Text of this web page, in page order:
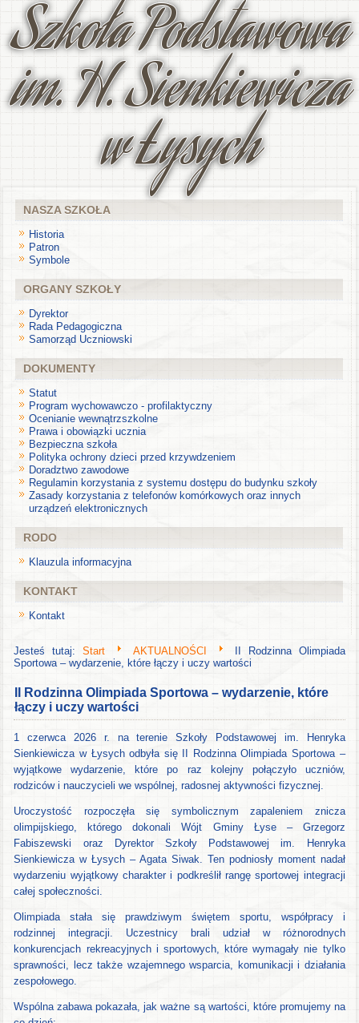
Szkoła Podstawowa
im. H. Sienkiewicza
w Łysych
NASZA SZKOŁA
Historia
Patron
Symbole
ORGANY SZKOŁY
Dyrektor
Rada Pedagogiczna
Samorząd Uczniowski
DOKUMENTY
Statut
Program wychowawczo - profilaktyczny
Ocenianie wewnątrzszkolne
Prawa i obowiązki ucznia
Bezpieczna szkoła
Polityka ochrony dzieci przed krzywdzeniem
Doradztwo zawodowe
Regulamin korzystania z systemu dostępu do budynku szkoły
Zasady korzystania z telefonów komórkowych oraz innych
urządzeń elektronicznych
RODO
Klauzula informacyjna
KONTAKT
Kontakt
Jesteś tutaj:Start AKTUALNOŚCI
II Rodzinna Olimpiada
Sportowa – wydarzenie, które łączy i uczy wartości
II Rodzinna Olimpiada Sportowa – wydarzenie, które
łączy i uczy wartości
1 czerwca 2026 r. na terenie Szkoły Podstawowej im. Henryka
Sienkiewicza w Łysych odbyła się II Rodzinna Olimpiada Sportowa –
wyjątkowe wydarzenie, które po raz kolejny połączyło uczniów,
rodziców i nauczycieli we wspólnej, radosnej aktywności fizycznej.
Uroczystość rozpoczęła się symbolicznym zapaleniem znicza
olimpijskiego, którego dokonali Wójt Gminy Łyse – Grzegorz
Fabiszewski oraz Dyrektor Szkoły Podstawowej im. Henryka
Sienkiewicza w Łysych – Agata Siwak. Ten podniosły moment nadał
wydarzeniu wyjątkowy charakter i podkreślił rangę sportowej integracji
całej społeczności.
Olimpiada stała się prawdziwym świętem sportu, współpracy i
rodzinnej integracji. Uczestnicy brali udział w różnorodnych
konkurencjach rekreacyjnych i sportowych, które wymagały nie tylko
sprawności, lecz także wzajemnego wsparcia, komunikacji i działania
zespołowego.
Wspólna zabawa pokazała, jak ważne są wartości, które promujemy na